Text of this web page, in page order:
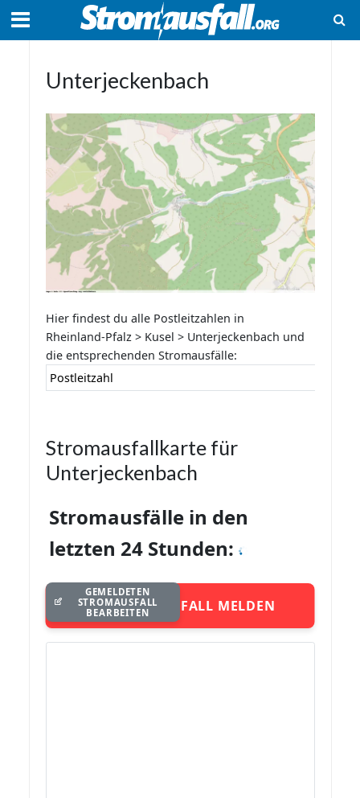
Unterjeckenbach
Hier findest du alle Postleitzahlen in
Rheinland-Pfalz > Kusel > Unterjeckenbach und
die entsprechenden Stromausfälle:
Postleitzahl
Stromausfallkarte für
Unterjeckenbach
Stromausfälle in den
letzten 24 Stunden:
STROMAUSFALL MELDEN
GEMELDETEN
STROMAUSFALL
BEARBEITEN